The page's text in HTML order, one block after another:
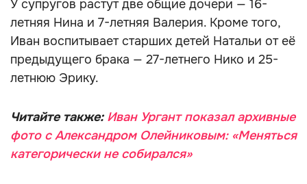
У супругов растут две общие дочери — 16-
летняя Нина и 7-летняя Валерия. Кроме того,
Иван воспитывает старших детей Натальи от её
предыдущего брака — 27-летнего Нико и 25-
летнюю Эрику.
Читайте также: Иван Ургант показал архивные
фото с Александром Олейниковым: «Меняться
категорически не собирался»